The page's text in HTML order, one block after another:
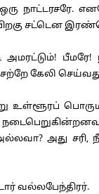
நாட்டரசரே.
சட்டென
பீமரே!
சற்றே கேலி
அது
வல்லபேந்திரர்.